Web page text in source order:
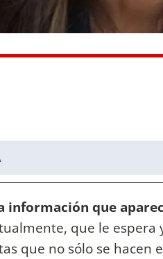
información que
que le
que no sólo se hacen